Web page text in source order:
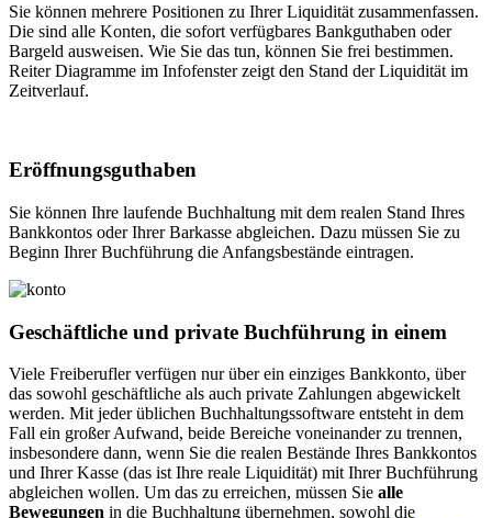
Sie können mehrere Positionen zu Ihrer Liquidität zusammenfassen.
Die sind alle Konten, die sofort verfügbares Bankguthaben oder
Bargeld ausweisen. Wie Sie das tun, können Sie frei bestimmen.
Reiter Diagramme im Infofenster zeigt den Stand der Liquidität im
Zeitverlauf.
Eröffnungsguthaben
Sie können Ihre laufende Buchhaltung mit dem realen Stand Ihres
Bankkontos oder Ihrer Barkasse abgleichen. Dazu müssen Sie zu
Beginn Ihrer Buchführung die Anfangsbestände eintragen.
Geschäftliche und private Buchführung in einem
Viele Freiberufler verfügen nur über ein einziges Bankkonto, über
das sowohl geschäftliche als auch private Zahlungen abgewickelt
werden. Mit jeder üblichen Buchhaltungssoftware entsteht in dem
Fall ein großer Aufwand, beide Bereiche voneinander zu trennen,
insbesondere dann, wenn Sie die realen Bestände Ihres Bankkontos
und Ihrer Kasse (das ist Ihre reale Liquidität) mit Ihrer Buchführung
abgleichen wollen. Um das zu erreichen, müssen Sie alle
Bewegungen in die Buchhaltung übernehmen, sowohl die